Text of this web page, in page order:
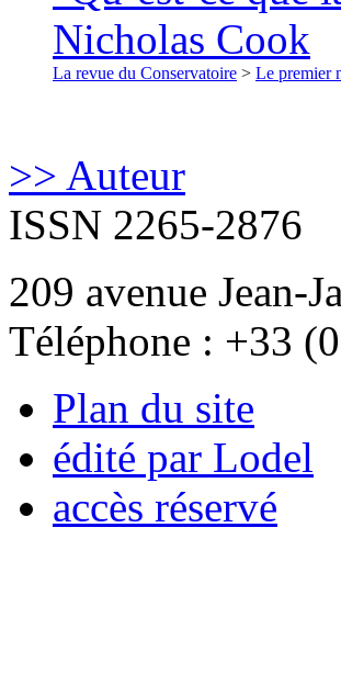
Nicholas Cook
La revue du Conservatoire > Le premier
>> Auteur
ISSN 2265-2876
209 avenue Jean-
Téléphone : +33
Plan du site
édité par Lodel
accès réservé